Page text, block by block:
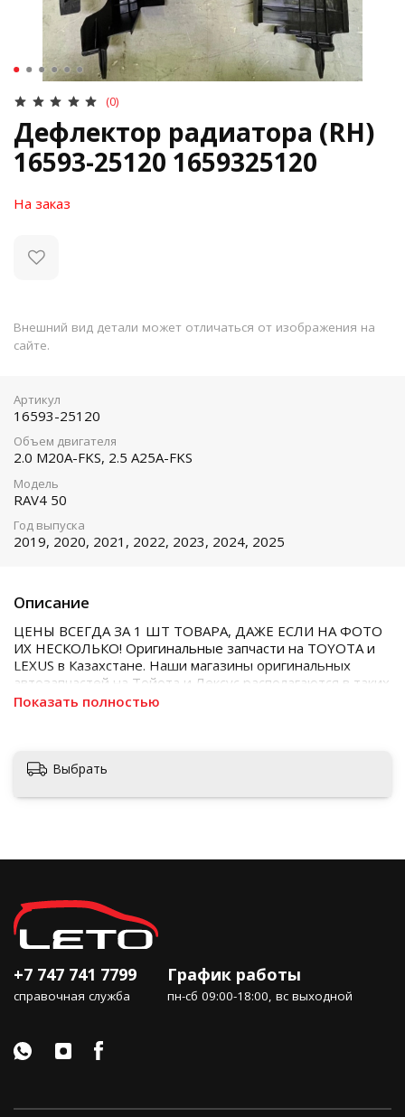
(0)
Дефлектор радиатора (RH)
16593-25120 1659325120
На заказ
Внешний вид детали может отличаться от изображения на
сайте.
Описание
ЦЕНЫ ВСЕГДА ЗА 1 ШТ ТОВАРА, ДАЖЕ ЕСЛИ НА ФОТО
ИХ НЕСКОЛЬКО! Оригинальные запчасти на TOYOTA и
LEXUS в Казахстане. Наши магазины оригинальных
автозапчастей на Тойота и Лексус располагаются в таких
городах как Алматы, Астана, Шымкент, Кызылорда и
Показать полностью
Артикул
16593-25120
Объем двигателя
2.0 M20A-FKS, 2.5 A25A-FKS
Модель
RAV4 50
Год выпуска
2019, 2020, 2021, 2022, 2023, 2024, 2025
Выбрать
+7 747 741 7799
справочная служба
График работы
пн-сб 09:00-18:00, вс выходной